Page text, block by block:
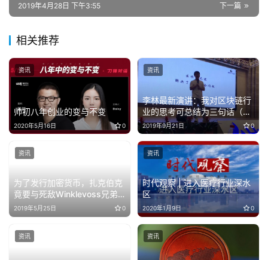
下一篇
2019年4月28日 下午3:55
相关推荐
帅初八年创业的变与不变
2020年5月16日 0
资讯
李林最新演讲：我对区块链行
业的思考可总结为三句话（全
文）
2019年9月21日 0
资讯
为了发行加密货币，扎克伯克
竟要与死敌Winklevoss兄弟
合作
2019年5月25日 0
资讯
时代观察 | 进入医疗行业深水
区
2020年1月9日 0
资讯
资讯 资讯